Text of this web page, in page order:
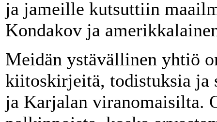
ja jameille kutsuttiin
Kondakov ja
Meidän ystävällinen yhtiö
kiitoskirjeitä, todistuksia ja
ja Karjalan viranomaisilta.